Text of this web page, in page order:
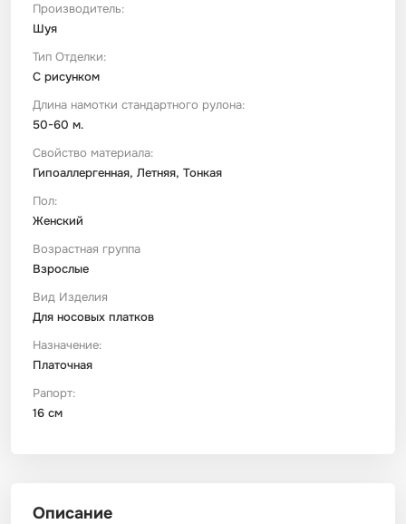
Производитель:
Шуя
Тип Отделки:
С рисунком
Длина намотки стандартного рулона:
50-60 м.
Свойство материала:
Гипоаллергенная, Летняя, Тонкая
Пол:
Женский
Возрастная группа
Взрослые
Вид Изделия
Для носовых платков
Назначение:
Платочная
Рапорт:
16 см
Описание